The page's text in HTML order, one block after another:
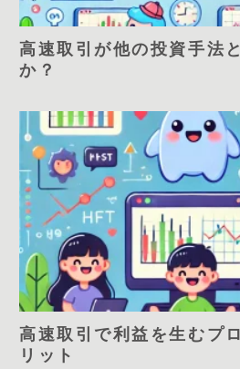
高速取引が他の投資手法
か？
高速取引で利益を生むプ
リット